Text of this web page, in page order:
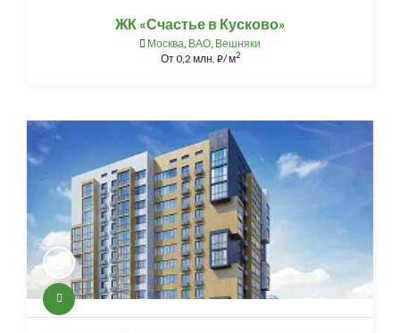
ЖК «Счастье в Кусково»
Москва ВАО Вешняки
От0,2 млн. ⃏/ м2